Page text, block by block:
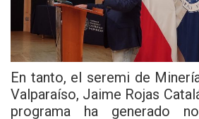
En tanto, el seremi de
Valparaíso, Jaime Rojas
programa ha generado